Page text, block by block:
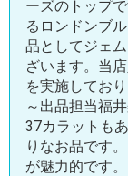
ーズのトップ
るロンドンブ
品としてジェ
ざいます。当
を実施してお
～出品担当福
37カラットも
りなお品です
が魅力的です。